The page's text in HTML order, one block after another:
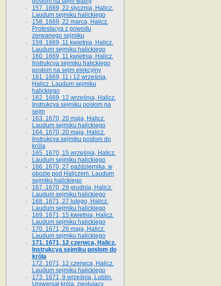
157. 1669, 22 stycznia, Halicz.
Laudum sejmiku halickiego
158. 1669, 22 marca, Halicz.
Protestacya z powodu
zerwanego sejmiku
159. 1669, 11 kwietnia, Halicz.
Laudum sejmiku halickiego
160. 1669, 11 kwietnia, Halicz.
Instrukcya sejmiku halickiego
posłom na sejm elekcyjny
161. 1669, 11 i 12 września,
Halicz. Laudum sejmiku
halickiego
162. 1669, 12 września, Halicz.
Instrukcya sejmiku posłom na
sejm
163. 1670, 20 maja, Halicz.
Laudum sejmiku halickiego
164. 1670, 20 maja, Halicz.
Instrukcya sejmiku posłom do
króla
165. 1670, 15 września, Halicz.
Laudum sejmiku halickiego
166. 1670, 27 października, w
obozie pod Haliczem. Laudum
sejmiku halickiego
167. 1670, 29 grudnia, Halicz.
Laudum sejmiku halickiego
168. 1671, 27 lutego, Halicz.
Laudum sejmiku halickiego
169. 1671, 15 kwietnia, Halicz.
Laudum sejmiku halickiego
170. 1671, 26 maja, Halicz.
Laudum sejmiku halickiego
171. 1671, 12 czerwca, Halicz.
Instrukcya sejmiku posłom do
króla
172. 1671, 12 czerwca, Halicz.
Laudum sejmiku halickiego
173. 1671, 9 września, Lublin.
Uniwersał króla, zwołujący